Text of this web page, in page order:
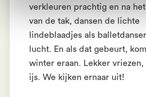
verkleuren prachtig en na
van de tak, dansen de lichte
lindeblaadjes als
lucht. En als dat gebeurt,
winter eraan. Lekker vriezen,
ijs. We kijken ernaar uit!